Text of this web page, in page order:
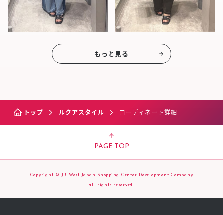
もっと見る
トップ ルクアスタイル コーディネート詳細
PAGE TOP
Copyright © JR West Japan Shopping Center Development Company
all rights reserved.